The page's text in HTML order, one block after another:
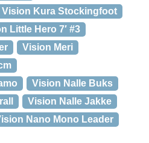
Vision Kura Stockingfoot
Little Hero 7′ #3
Vision Meri
Vision Nalle Buks
Vision Nalle Jakke
Nano Mono Leader